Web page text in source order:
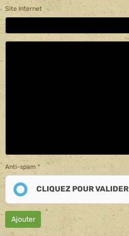
Site Internet
Anti-spam
CLIQUEZ POUR VALIDER
Ajouter